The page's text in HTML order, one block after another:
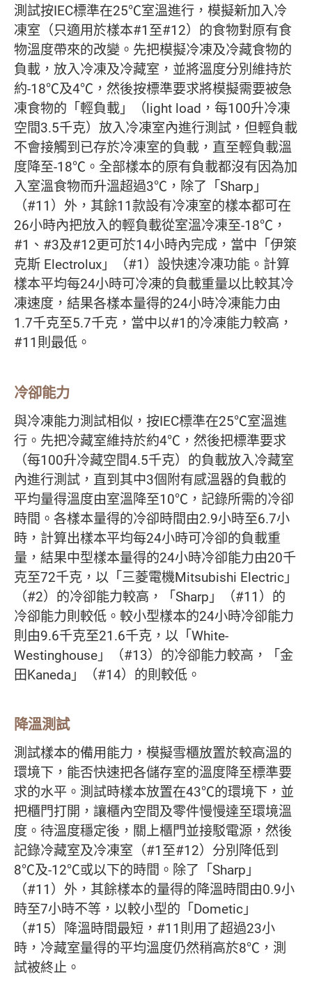
測試按IEC標準在25℃室溫進行，模擬新加入冷
凍室（只適用於樣本#1至#12）的食物對原有食
物溫度帶來的改變。先把模擬冷凍及冷藏食物的
負載，放入冷凍及冷藏室，並將溫度分別維持於
約-18℃及4℃，然後按標準要求將模擬需要被急
凍食物的「輕負載」（light load，每100升冷凍
空間3.5千克）放入冷凍室內進行測試，但輕負載
不會接觸到已存於冷凍室的負載，直至輕負載溫
度降至-18℃。全部樣本的原有負載都沒有因為加
入室溫食物而升溫超過3℃，除了「Sharp」
（#11）外，其餘11款設有冷凍室的樣本都可在
26小時內把放入的輕負載從室溫冷凍至-18℃，
#1、#3及#12更可於14小時內完成，當中「伊箂
克斯 Electrolux」（#1）設快速冷凍功能。計算
樣本平均每24小時可冷凍的負載重量以比較其冷
凍速度，結果各樣本量得的24小時冷凍能力由
1.7千克至5.7千克，當中以#1的冷凍能力較高，
#11則最低。
冷卻能力
與冷凍能力測試相似，按IEC標準在25℃室溫進
行。先把冷藏室維持於約4℃，然後把標準要求
（每100升冷藏空間4.5千克）的負載放入冷藏室
內進行測試，直到其中3個附有感溫器的負載的
平均量得溫度由室溫降至10℃，記錄所需的冷卻
時間。各樣本量得的冷卻時間由2.9小時至6.7小
時，計算出樣本平均每24小時可冷卻的負載重
量，結果中型樣本量得的24小時冷卻能力由20千
克至72千克，以「三菱電機Mitsubishi Electric」
（#2）的冷卻能力較高，「Sharp」（#11）的
冷卻能力則較低。較小型樣本的24小時冷卻能力
則由9.6千克至21.6千克，以「White-
Westinghouse」（#13）的冷卻能力較高，「金
田Kaneda」（#14）的則較低。
降溫測試
測試樣本的備用能力，模擬雪櫃放置於較高溫的
環境下，能否快速把各儲存室的溫度降至標準要
求的水平。測試時樣本放置在43℃的環境下，並
把櫃門打開，讓櫃內空間及零件慢慢達至環境溫
度。待溫度穩定後，關上櫃門並接駁電源，然後
記錄冷藏室及冷凍室（#1至#12）分別降低到
8℃及-12℃或以下的時間。除了「Sharp」
（#11）外，其餘樣本的量得的降溫時間由0.9小
時至7小時不等，以較小型的「Dometic」
（#15）降溫時間最短，#11則用了超過23小
時，冷藏室量得的平均溫度仍然稍高於8℃，測
試被終止。